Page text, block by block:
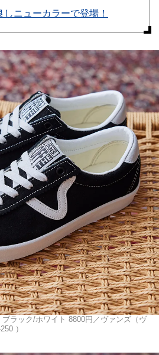
ニューカラーで登場！
ブラック/ホワイト 8800円／ヴァンズ（ヴ
）